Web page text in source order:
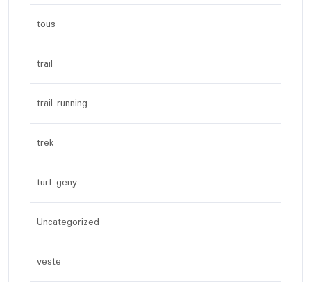
tous
trail
trail running
trek
turf geny
Uncategorized
veste